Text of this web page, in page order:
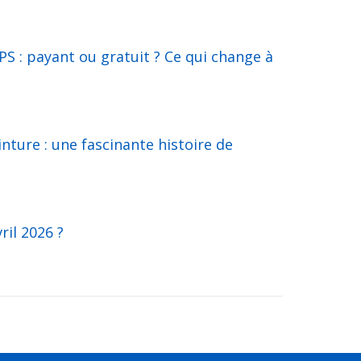
: payant ou gratuit ? Ce qui change à
: une fascinante histoire de
2026 ?